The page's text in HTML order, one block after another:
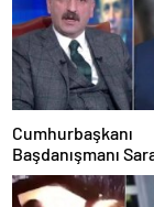
Cumhurbaşkanı
Başdanışmanı
gündem
Yavaş iddiası